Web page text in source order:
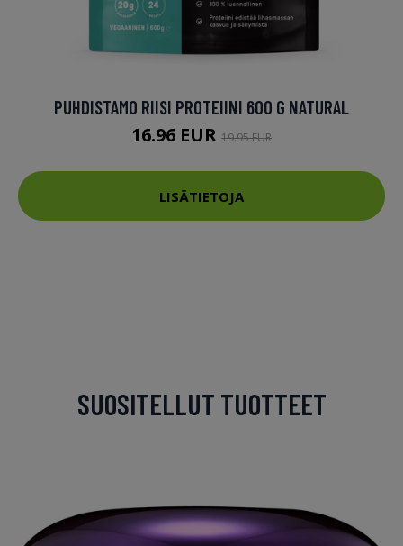
PUHDISTAMO RIISI PROTEIINI 600 G NATURAL
16.96 EUR 19.95 EUR
LISÄTIETOJA
SUOSITELLUT TUOTTEET